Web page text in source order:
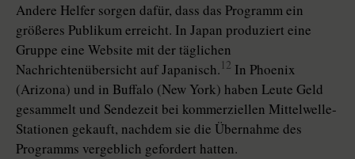
Andere Helfer sorgen dafür, dass das Programm ein
größeres Publikum erreicht. In Japan produziert eine
Gruppe eine Website mit der täglichen
Nachrichtenübersicht auf Japanisch. 12 In Phoenix
(Arizona) und in Buffalo (New York) haben Leute Geld
gesammelt und Sendezeit bei kommerziellen Mittelwelle-
Stationen gekauft, nachdem sie die Übernahme des
Programms vergeblich gefordert hatten.